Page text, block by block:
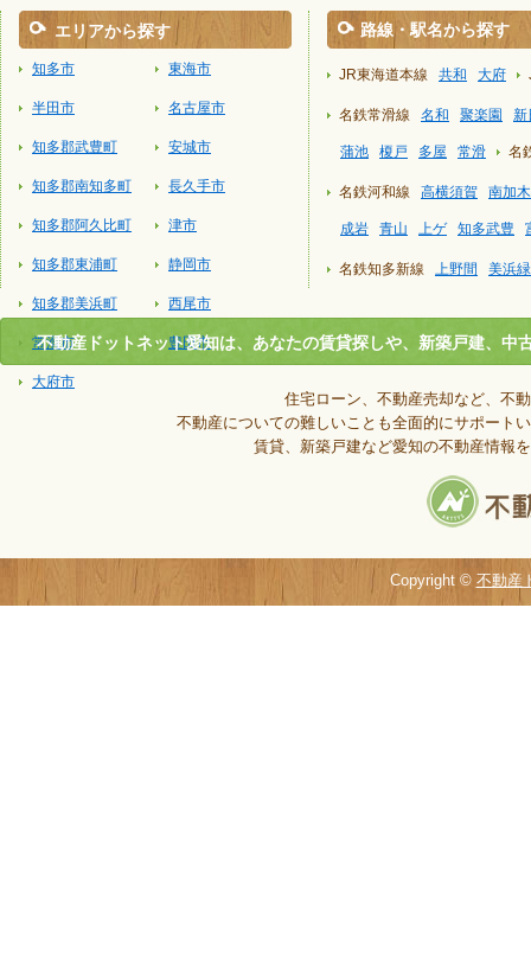
エリアから探す
知多市
半田市
知多郡武豊町
知多郡南知多町
知多郡阿久比町
知多郡東浦町
知多郡美浜町
常滑市
大府市
東海市
名古屋市
安城市
長久手市
津市
静岡市
西尾市
豊田市
路線・駅名から探す
JR東海道本線 共和 大府
名鉄常滑線 名和 聚楽園 新
蒲池 榎戸 多屋 常滑 名
名鉄河和線 高横須賀 南加
成岩 青山 上ゲ 知多武豊
名鉄知多新線 上野間 美浜
不動産ドットネット愛知は、あなたの賃貸探しや、新築戸建、
住宅ローン、不動産売却など、不
不動産についての難しいことも全面的にサポート
賃貸、新築戸建など愛知の不動産情報
Copyright © 不動産